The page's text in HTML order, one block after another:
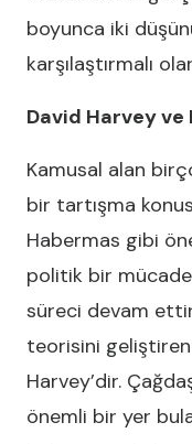
boyunca iki
karşılaştırmalı
David Harvey ve
Kamusal alan
bir tartışma
Habermas gibi
politik bir
süreci devam
teorisini
Harvey’dir.
önemli bir yer